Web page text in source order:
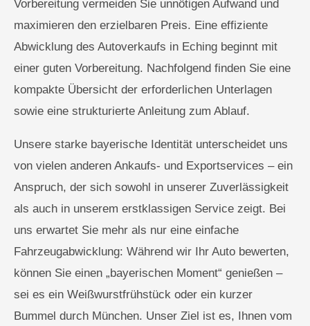
Vorbereitung vermeiden Sie unnötigen Aufwand und
maximieren den erzielbaren Preis. Eine effiziente
Abwicklung des Autoverkaufs in Eching beginnt mit
einer guten Vorbereitung. Nachfolgend finden Sie eine
kompakte Übersicht der erforderlichen Unterlagen
sowie eine strukturierte Anleitung zum Ablauf.
Unsere starke bayerische Identität unterscheidet uns
von vielen anderen Ankaufs- und Exportservices – ein
Anspruch, der sich sowohl in unserer Zuverlässigkeit
als auch in unserem erstklassigen Service zeigt. Bei
uns erwartet Sie mehr als nur eine einfache
Fahrzeugabwicklung: Während wir Ihr Auto bewerten,
können Sie einen „bayerischen Moment“ genießen –
sei es ein Weißwurstfrühstück oder ein kurzer
Bummel durch München. Unser Ziel ist es, Ihnen vom